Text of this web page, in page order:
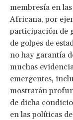
membresía en
Africana, por
participación de
de golpes de
no hay garantía
muchas
emergentes,
mostrarán
de dicha
en las políticas